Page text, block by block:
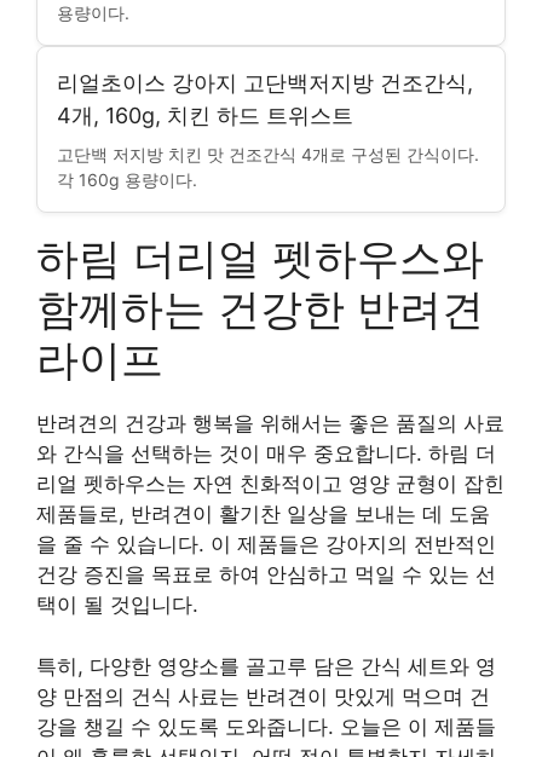
용량이다.
리얼초이스 강아지 고단백저지방 건조간식,
4개, 160g, 치킨 하드 트위스트
고단백 저지방 치킨 맛 건조간식 4개로 구성된 간식이다.
각 160g 용량이다.
하림 더리얼 펫하우스와
함께하는 건강한 반려견
라이프
반려견의 건강과 행복을 위해서는 좋은 품질의 사료
와 간식을 선택하는 것이 매우 중요합니다. 하림 더
리얼 펫하우스는 자연 친화적이고 영양 균형이 잡힌
제품들로, 반려견이 활기찬 일상을 보내는 데 도움
을 줄 수 있습니다. 이 제품들은 강아지의 전반적인
건강 증진을 목표로 하여 안심하고 먹일 수 있는 선
택이 될 것입니다.
특히, 다양한 영양소를 골고루 담은 간식 세트와 영
양 만점의 건식 사료는 반려견이 맛있게 먹으며 건
강을 챙길 수 있도록 도와줍니다. 오늘은 이 제품들